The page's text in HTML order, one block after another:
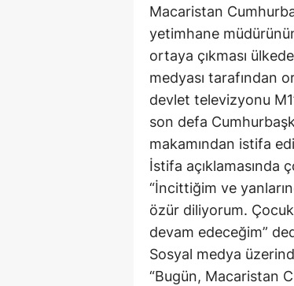
Macaristan
yetimhane
ortaya çıkması
medyası tarafından
devlet televizyonu
son defa
makamından istifa
İstifa açıklamasında
“İncittiğim ve
özür diliyorum.
devam edeceğim”
Sosyal medya
“Bugün, Macaristan